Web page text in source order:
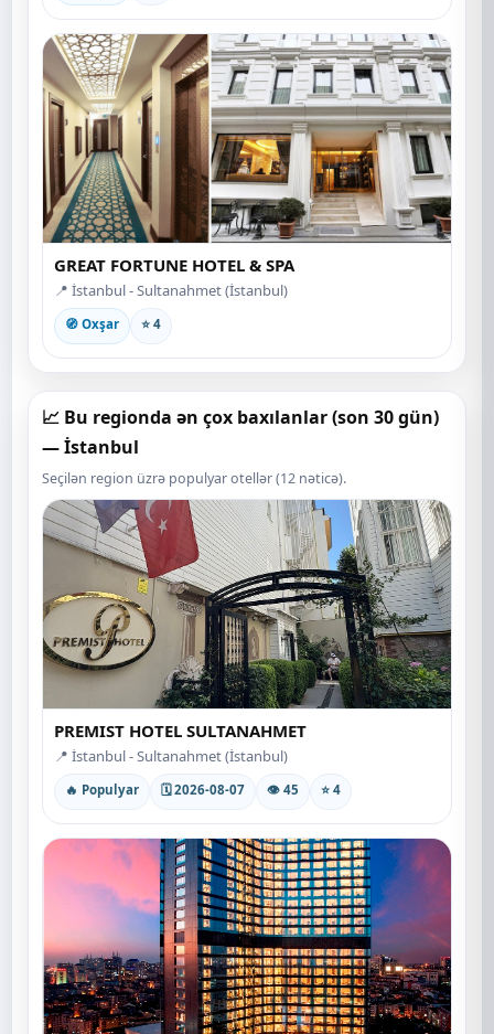
GREAT FORTUNE HOTEL & SPA
📍 İstanbul - Sultanahmet (İstanbul)
🧭 Oxşar ⭐ 4
📈 Bu regionda ən çox baxılanlar (son 30 gün)
— İstanbul
Seçilən region üzrə populyar otellər (12 nəticə).
PREMIST HOTEL SULTANAHMET
📍 İstanbul - Sultanahmet (İstanbul)
🔥 Populyar 🗓 2026-08-07 👁 45 ⭐ 4